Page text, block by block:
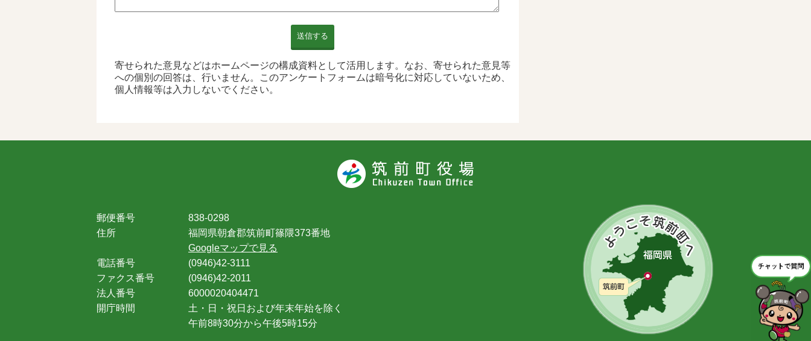
送信する
寄せられた意見などはホームページの構成資料として活用します。なお、寄せられた意見等
への個別の回答は、行いません。このアンケートフォームは暗号化に対応していないため、
個人情報等は入力しないでください。
郵便番号
838-0298
住所
福岡県朝倉郡筑前町篠隈373番地
Googleマップで見る
電話番号
(0946)42-3111
ファクス番号
(0946)42-2011
法人番号
6000020404471
開庁時間
土・日・祝日および年末年始を除く
午前8時30分から午後5時15分